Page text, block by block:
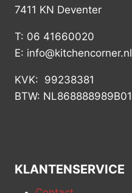
7411 KN Deventer
T: 06 41660020
E: info@kitchencorner.nl
KVK: 99238381
BTW: NL868888989B01
KLANTENSERVICE